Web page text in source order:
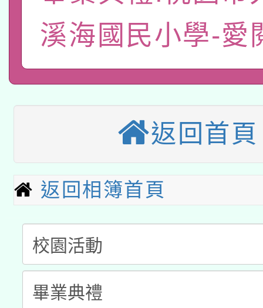
薪期間赴陸應申請許可
轉知經濟部水利署委託
桃園市孔廟祈福系列
開 智慧啟航」
2026年桃園地景藝術
「2026桃園藝術巡演
適應運動共學行動站研
本館辦理115年度閱讀
暨閱讀推動專業研習
科技賦能─人工智慧
礎課程
A3數位素養講師名單
「數位內容與教學軟體
pilot」
有關大陸委員會函釋公
溪海國民小學-愛
返回首頁
返回相簿首頁